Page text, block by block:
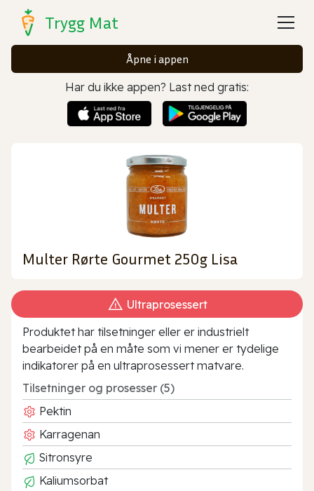
Trygg Mat
Åpne i appen
Har du ikke appen? Last ned gratis:
Multer Rørte Gourmet 250g Lisa
Ultraprosessert
Produktet har tilsetninger eller er industrielt
bearbeidet på en måte som vi mener er tydelige
indikatorer på en ultraprosessert matvare.
Tilsetninger og prosesser (5)
Pektin
Karragenan
Sitronsyre
Kaliumsorbat